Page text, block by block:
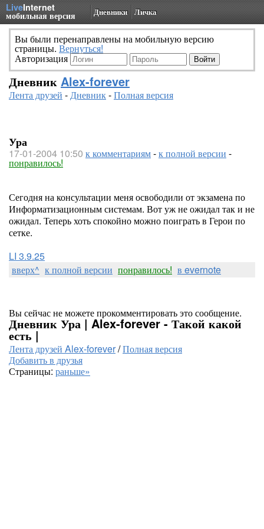
LiveInternet
мобильная версия Дневники Личка
Вы были перенаправлены на мобильную версию
страницы. Вернуться!
Авторизация
Дневник Alex-forever
Лента друзей -Дневник-Полная версия
Ура
17-01-2004 10:50 к комментариям-к полной версии -
понравилось!
Сегодня на консультации меня освободили от экзамена по
Информатизационным системам. Вот уж не ожидал так и не
ожидал. Теперь хоть спокойно можно поиграть в Герои по
сетке.
LI 3.9.25
вверх^ к полной версии понравилось! в evernote
Вы сейчас не можете прокомментировать это сообщение.
Дневник Ура | Alex-forever - Такой какой
есть |
Лента друзей Alex-forever/Полная версия
Добавить в друзья
Страницы: раньше»